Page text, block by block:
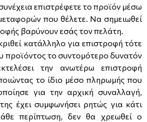
επιστρέφετε το προϊόν μέσω
που θέλετε. Να σημειωθεί
βαρύνουν εσάς τον πελάτη.
κατάλληλο για επιστροφή τότε
προϊόντος το συντομότερο δυνατόν
την ανωτέρω επιστροφή
το ίδιο μέσο πληρωμής που
για την αρχική συναλλαγή,
έχει συμφωνήσει ρητώς για κάτι
περίπτωση, δεν θα χρεωθεί ο